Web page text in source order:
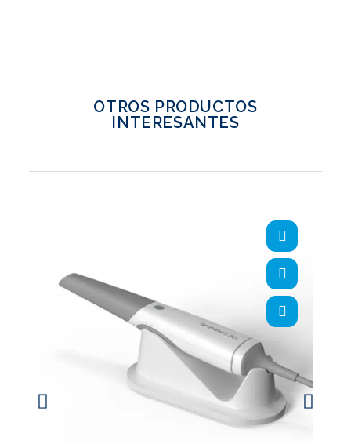
OTROS PRODUCTOS
INTERESANTES